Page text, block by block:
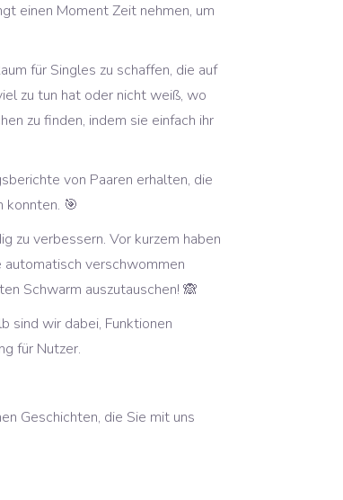
einen Moment Zeit nehmen, um
für Singles zu schaffen, die auf
zu tun hat oder nicht weiß, wo
zu finden, indem sie einfach ihr
von Paaren erhalten, die
konnten. 🎯
zu verbessern. Vor kurzem haben
automatisch verschwommen
Schwarm auszutauschen! 🙈
sind wir dabei, Funktionen
für Nutzer.
Geschichten, die Sie mit uns